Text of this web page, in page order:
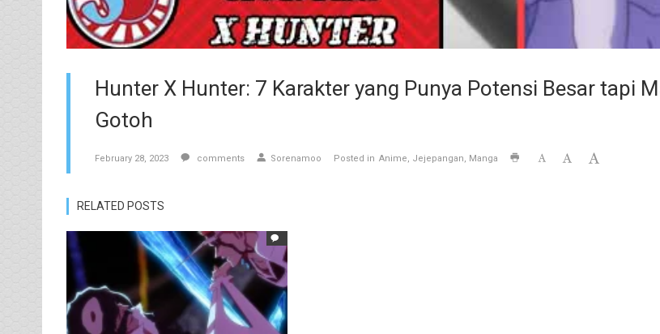
Hunter X Hunter: 7 Karakter yang Punya Potensi Besar tapi
Gotoh
February 28, 2023 comments Sorenamoo Posted in Anime Jejepangan Manga
RELATED POSTS